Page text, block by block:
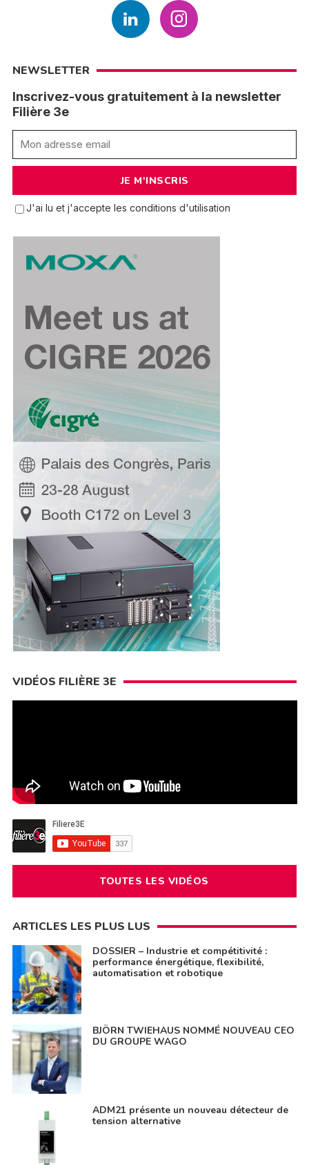
NEWSLETTER
Inscrivez-vous gratuitement à la newsletter
Filière 3e
J'ai lu et j'accepte les conditions d'utilisation
VIDÉOS FILIÈRE 3E
TOUTES LES VIDÉOS
ARTICLES LES PLUS LUS
DOSSIER – Industrie et compétitivité :
performance énergétique, flexibilité,
automatisation et robotique
BJÖRN TWIEHAUS NOMMÉ NOUVEAU CEO
DU GROUPE WAGO
ADM21 présente un nouveau détecteur de
tension alternative